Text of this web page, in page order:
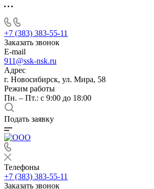
+7 (383) 383-55-11
Заказать звонок
E-mail
911@ssk-nsk.ru
Адрес
г. Новосибирск, ул. Мира, 58
Режим работы
Пн. – Пт.: с 9:00 до 18:00
Подать заявку
Телефоны
+7 (383) 383-55-11
Заказать звонок